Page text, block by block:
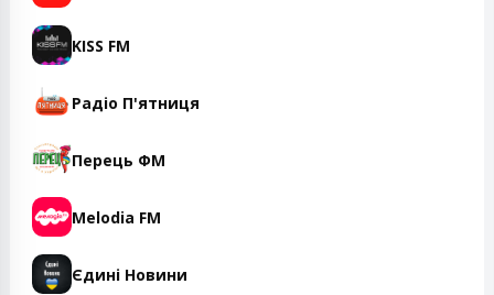
KISS FM
Радіо П'ятниця
Перець ФМ
Melodia FM
Єдині Новини